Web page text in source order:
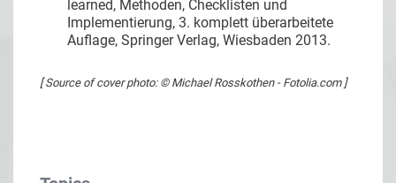
learned, Methoden, Checklisten und
Implementierung, 3. komplett überarbeitete
Auflage, Springer Verlag, Wiesbaden 2013.
[ Source of cover photo: © Michael Rosskothen - Fotolia.com ]